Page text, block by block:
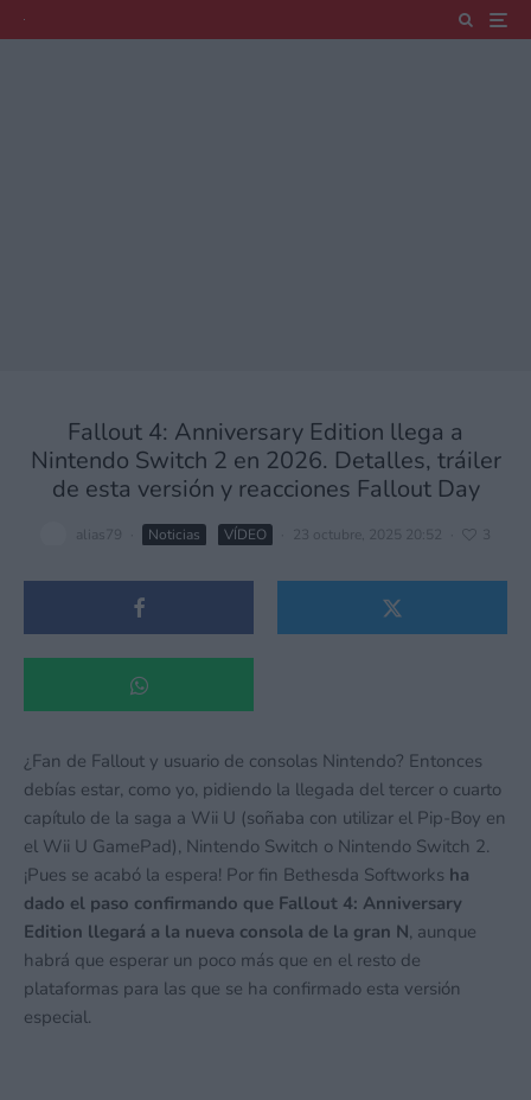
Fallout 4: Anniversary Edition llega a
Nintendo Switch 2 en 2026. Detalles, tráiler
de esta versión y reacciones Fallout Day
alias79 Noticias VÍDEO 23 octubre, 2025 20:52 3
¿Fan de Fallout y usuario de consolas Nintendo? Entonces
debías estar, como yo, pidiendo la llegada del tercer o cuarto
capítulo de la saga a Wii U (soñaba con utilizar el Pip-Boy en
el Wii U GamePad), Nintendo Switch o Nintendo Switch 2.
¡Pues se acabó la espera! Por fin Bethesda Softworks ha
dado el paso confirmando que Fallout 4: Anniversary
Edition llegará a la nueva consola de la gran N, aunque
habrá que esperar un poco más que en el resto de
plataformas para las que se ha confirmado esta versión
especial.